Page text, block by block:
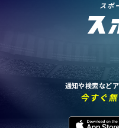
スポ
通知や検索など
今すぐ